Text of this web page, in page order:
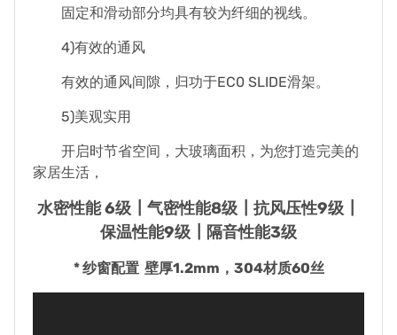
固定和滑动部分均具有较为纤细的视线。
4)有效的通风
有效的通风间隙，归功于EC0 SLIDE滑架。
5)美观实用
开启时节省空间，大玻璃面积，为您打造完美的
家居生活，
水密性能 6级┃气密性能8级┃抗风压性9级┃
保温性能9级┃隔音性能3级
* 纱窗配置 壁厚1.2mm，304材质60丝